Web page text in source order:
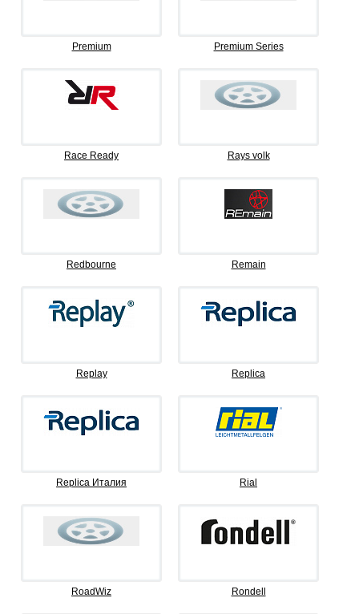
Premium Premium Series
Race Ready Rays volk
Redbourne Remain
Replay Replica
Replica Италия Rial
RoadWiz Rondell